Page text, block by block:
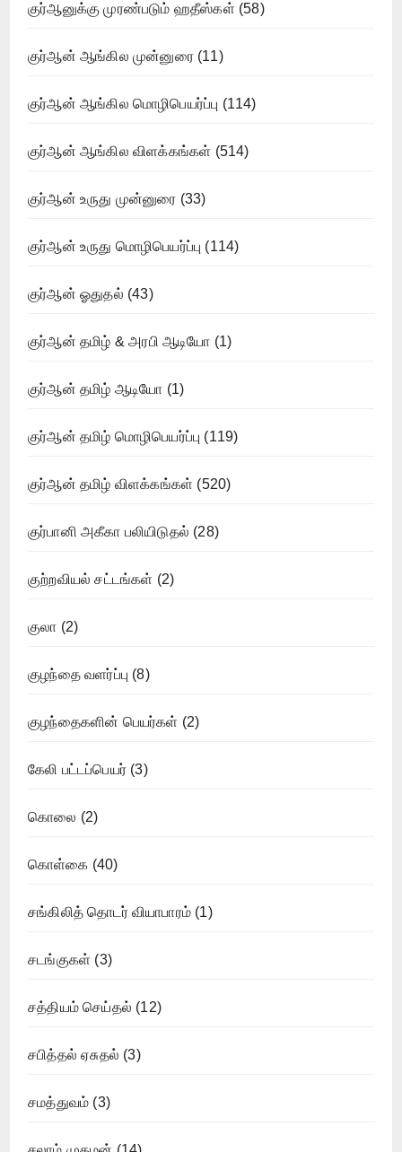
குர்ஆனுக்கு முரண்படும் ஹதீஸ்கள் (58)
குர்ஆன் ஆங்கில முன்னுரை(11)
குர்ஆன் ஆங்கில மொழிபெயர்ப்பு (114)
குர்ஆன் ஆங்கில விளக்கங்கள் (514)
குர்ஆன் உருது முன்னுரை (33)
குர்ஆன் உருது மொழிபெயர்ப்பு (114)
குர்ஆன் ஓதுதல் (43)
குர்ஆன் தமிழ் & அரபி ஆடியோ (1)
குர்ஆன் தமிழ் ஆடியோ (1)
குர்ஆன் தமிழ் மொழிபெயர்ப்பு (119)
குர்ஆன் தமிழ் விளக்கங்கள் (520)
குர்பானி அகீகா பலியிடுதல் (28)
குற்றவியல் சட்டங்கள் (2)
குலா (2)
குழந்தை வளர்ப்பு (8)
குழந்தைகளின் பெயர்கள் (2)
கேலி பட்டப்பெயர் (3)
கொலை (2)
கொள்கை (40)
சங்கிலித் தொடர் வியாபாரம் (1)
சடங்குகள் (3)
சத்தியம் செய்தல் (12)
சபித்தல் ஏசுதல் (3)
சமத்துவம் (3)